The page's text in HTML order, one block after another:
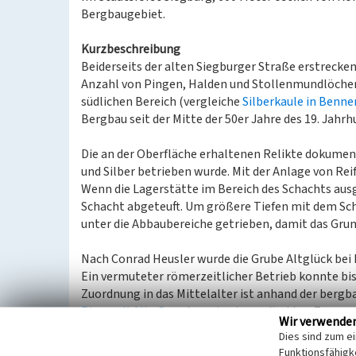
Bergbaugebiet.
Kurzbeschreibung
Beiderseits der alten Siegburger Straße
Anzahl von Pingen, Halden und
südlichen Bereich (vergleicheSilberkaule in
Bergbau seit der Mitte der 50er Jahre des 19.
Die an der Oberfläche erhaltenen Relikte
und Silber betrieben wurde. Mit der Anlage von
Wenn die Lagerstätte im Bereich des Schachts
Schacht abgeteuft. Um größere Tiefen mit dem
unter die Abbaubereiche getrieben, damit das
Nach Conrad Heusler wurde die Grube Altglück
Ein vermuteter römerzeitlicher Betrieb konnte
Zuordnung in das Mittelalter ist anhand der
Ringwall Alte Burgkann in einem direkten
längerem Stillstand der Betrieb der Grube
durch technische Innovationen das vorhandene
Wir
Dies sind zum